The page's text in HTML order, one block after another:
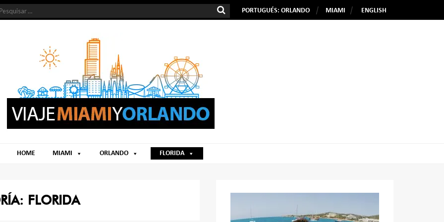
PORTUGUÉS: ORLANDO MIAMI ENGLISH
HOME MIAMI ORLANDO FLORIDA
FLORIDA